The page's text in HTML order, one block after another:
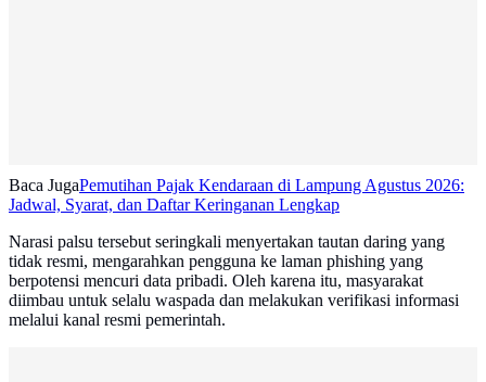
Baca JugaPemutihan Pajak Kendaraan di Lampung Agustus 2026:
Jadwal, Syarat, dan Daftar Keringanan Lengkap
Narasi palsu tersebut seringkali menyertakan tautan daring yang
tidak resmi, mengarahkan pengguna ke laman phishing yang
berpotensi mencuri data pribadi. Oleh karena itu, masyarakat
diimbau untuk selalu waspada dan melakukan verifikasi informasi
melalui kanal resmi pemerintah.